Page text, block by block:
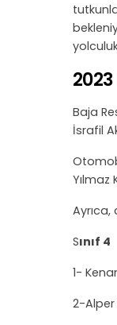
Baja
İsrafil
Yılmaz
Sınıf 4
1-
2-